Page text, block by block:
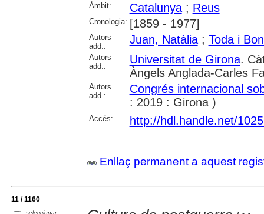
Àmbit: Catalunya; Reus
Cronologia: [1859 - 1977]
Autors
add.:
Juan, Natàlia; Toda i
Autors
add.:
Universitat de Girona.
Àngels Anglada-Carles
Autors
add.:
Congrés internacional
: 2019 : Girona )
Accés: http://hdl.handle.net/
Enllaç permanent a aquest
11 / 1160
seleccionar